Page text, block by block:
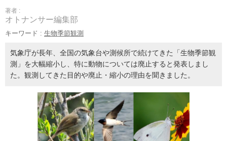
著者 :
オトナンサー編集部
キーワード : 生物季節観測
気象庁が長年、全国の気象台や測候所で続けてきた「生物季節観
測」を大幅縮小し、特に動物については廃止すると発表しまし
た。観測してきた目的や廃止・縮小の理由を聞きました。